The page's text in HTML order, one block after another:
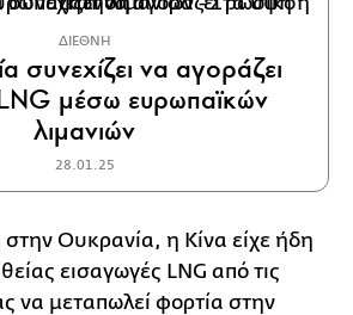
ΔΙΕΘΝΗ
συνεχίζει να αγοράζει
μέσω ευρωπαϊκών
λιμανιών
28.01.25
Ουκρανία, η Κίνα είχε ήδη
εισαγωγές LNG από τις
να μεταπωλεί φορτία στην